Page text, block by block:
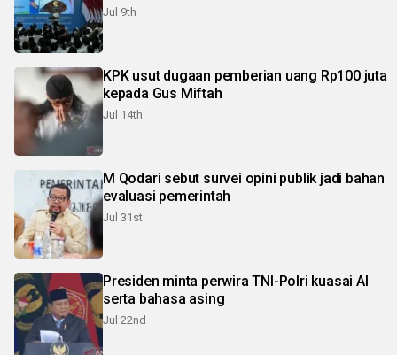
Jul 9th
KPK usut dugaan pemberian uang Rp100 juta
kepada Gus Miftah
Jul 14th
M Qodari sebut survei opini publik jadi bahan
evaluasi pemerintah
Jul 31st
Presiden minta perwira TNI-Polri kuasai AI
serta bahasa asing
Jul 22nd